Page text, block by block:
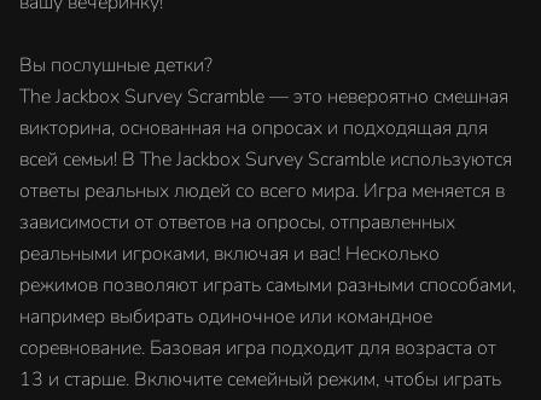
Вы послушные детки?
The Jackbox Survey Scramble — это невероятно смешная
викторина, основанная на опросах и подходящая для
всей семьи! В The Jackbox Survey Scramble используются
ответы реальных людей со всего мира. Игра меняется в
зависимости от ответов на опросы, отправленных
реальными игроками, включая и вас! Несколько
режимов позволяют играть самыми разными способами,
например выбирать одиночное или командное
соревнование. Базовая игра подходит для возраста от
13 и старше. Включите семейный режим, чтобы играть